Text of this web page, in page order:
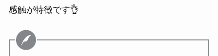
感触が特徴です👌